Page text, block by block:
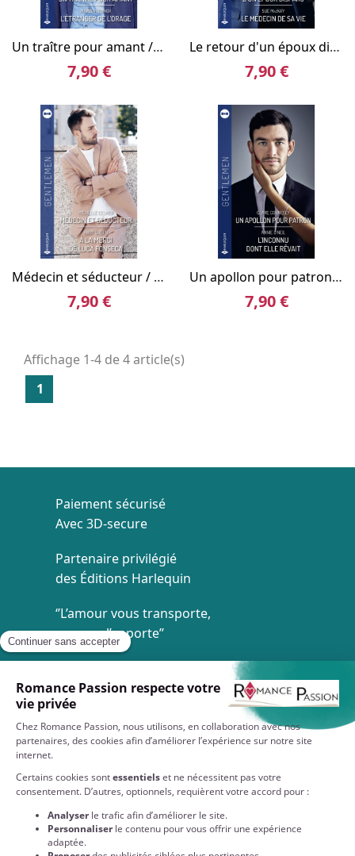
Un traître pour amant / L'étranger de l'orage
7,90 €
Le retour d'un époux disparu / Le médecin de sa vie
7,90 €
Médecin et séducteur / À la merci de Luca Fonseca
7,90 €
Un apollon pour patron / L'inconnu dont elle rêvait
7,90 €
Affichage 1-4 de 4 article(s)
1
Paiement sécurisé
Avec 3D-secure
Partenaire privilégié
des Éditions Harlequin
‘’L’amour vous transporte,
on vous l’apporte’’
Dès 35€ d'achat
Service client
7/7 de 8h à 20h
À VOTRE SERVICE
EN SAVOIR PLUS SUR NOS COLLECTIONS